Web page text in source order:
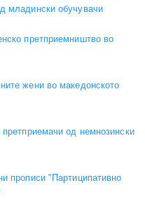
младински обучувачи
претприемништво во
жени во македонското
претприемачи од немнозински
прописи "Партиципативно